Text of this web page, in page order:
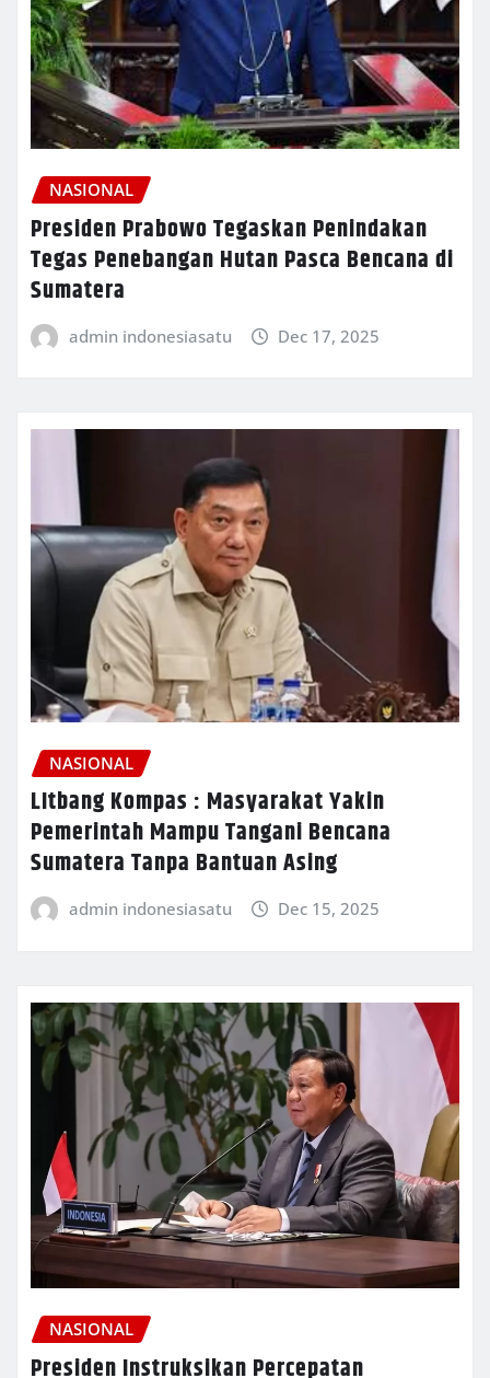
NASIONAL
Presiden Prabowo Tegaskan Penindakan
Tegas Penebangan Hutan Pasca Bencana di
Sumatera
admin indonesiasatu Dec 17, 2025
NASIONAL
LItbang Kompas : Masyarakat Yakin
Pemerintah Mampu Tangani Bencana
Sumatera Tanpa Bantuan Asing
admin indonesiasatu Dec 15, 2025
NASIONAL
Presiden Instruksikan Percepatan